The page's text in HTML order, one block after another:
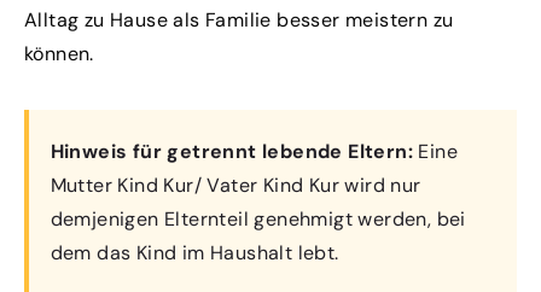
Alltag zu Hause als Familie besser meistern zu
können.
Hinweis für getrennt lebende Eltern: Eine
Mutter Kind Kur/ Vater Kind Kur wird nur
demjenigen Elternteil genehmigt werden, bei
dem das Kind im Haushalt lebt.